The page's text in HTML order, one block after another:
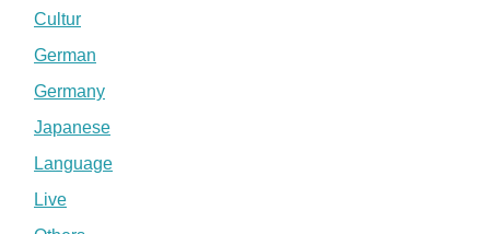
Cultur
German
Germany
Japanese
Language
Live